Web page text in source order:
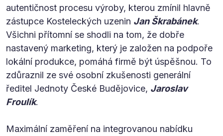
autentičnost procesu výroby, kterou zmínil hlavně
zástupce Kosteleckých uzenin Jan Škrabánek.
Všichni přítomní se shodli na tom, že dobře
nastavený marketing, který je založen na podpoře
lokální produkce, pomáhá firmě být úspěšnou. To
zdůraznil ze své osobní zkušenosti generální
ředitel Jednoty České Budějovice, Jaroslav
Froulík.
Maximální zaměření na integrovanou nabídku